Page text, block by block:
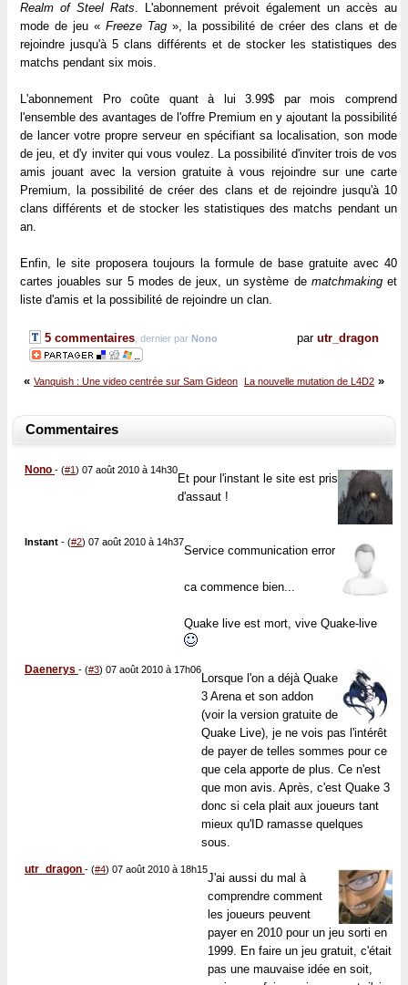
Realm of Steel Rats. L'abonnement prévoit également un accès au
mode de jeu « Freeze Tag », la possibilité de créer des clans et de
rejoindre jusqu'à 5 clans différents et de stocker les statistiques des
matchs pendant six mois.
L'abonnement Pro coûte quant à lui 3.99$ par mois comprend
l'ensemble des avantages de l'offre Premium en y ajoutant la possibilité
de lancer votre propre serveur en spécifiant sa localisation, son mode
de jeu, et d'y inviter qui vous voulez. La possibilité d'inviter trois de vos
amis jouant avec la version gratuite à vous rejoindre sur une carte
Premium, la possibilité de créer des clans et de rejoindre jusqu'à 10
clans différents et de stocker les statistiques des matchs pendant un
an.
Enfin, le site proposera toujours la formule de base gratuite avec 40
cartes jouables sur 5 modes de jeux, un système de matchmakinget
liste d'amis et la possibilité de rejoindre un clan.
par utr_dragon
5 commentaires , dernier par Nono
La nouvelle mutation de L4D2 »
« Vanquish : Une video centrée sur Sam Gideon
Commentaires
Nono - (#1) 07 août 2010 à 14h30
Et pour l'instant le site est pris
d'assaut !
Instant - (#2) 07 août 2010 à 14h37
Service communication error
ca commence bien...
Quake live est mort, vive Quake-live
Daenerys - (#3) 07 août 2010 à 17h06
Lorsque l'on a déjà Quake
3 Arena et son addon
(voir la version gratuite de
Quake Live), je ne vois pas l'intérêt
de payer de telles sommes pour ce
que cela apporte de plus. Ce n'est
que mon avis. Après, c'est Quake 3
donc si cela plait aux joueurs tant
mieux qu'ID ramasse quelques
sous.
utr_dragon - (#4) 07 août 2010 à 18h15
J'ai aussi du mal à
comprendre comment
les joueurs peuvent
payer en 2010 pour un jeu sorti en
1999. En faire un jeu gratuit, c'était
pas une mauvaise idée en soit,